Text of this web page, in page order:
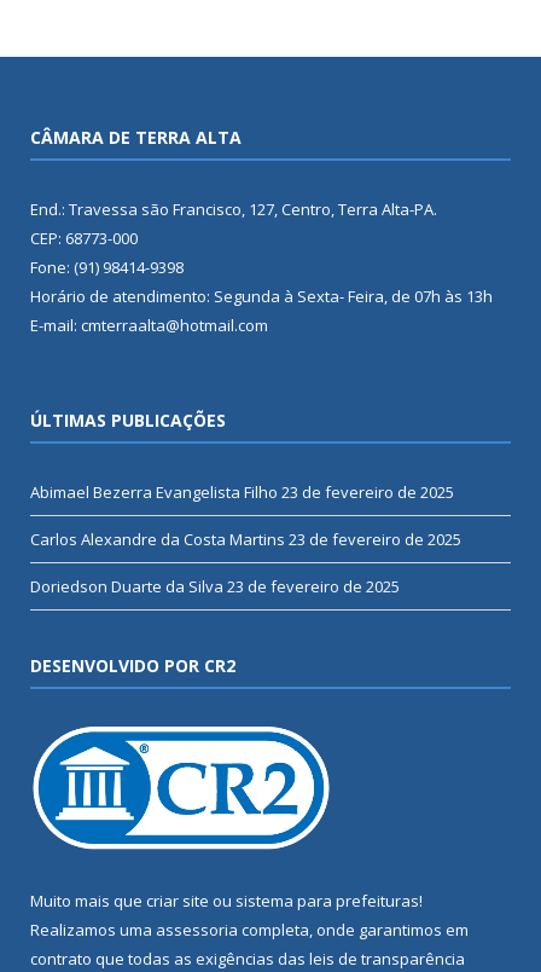
CÂMARA DE TERRA ALTA
End.: Travessa são Francisco, 127, Centro, Terra Alta-PA.
CEP: 68773-000
Fone: (91) 98414-9398
Horário de atendimento: Segunda à Sexta- Feira, de 07h às 13h
E-mail: cmterraalta@hotmail.com
ÚLTIMAS PUBLICAÇÕES
Abimael Bezerra Evangelista Filho 23 de fevereiro de 2025
Carlos Alexandre da Costa Martins 23 de fevereiro de 2025
Doriedson Duarte da Silva 23 de fevereiro de 2025
DESENVOLVIDO POR CR2
Muito mais que criar site ou sistema para prefeituras!
Realizamos uma assessoria completa, onde garantimos em
contrato que todas as exigências das leis de transparência